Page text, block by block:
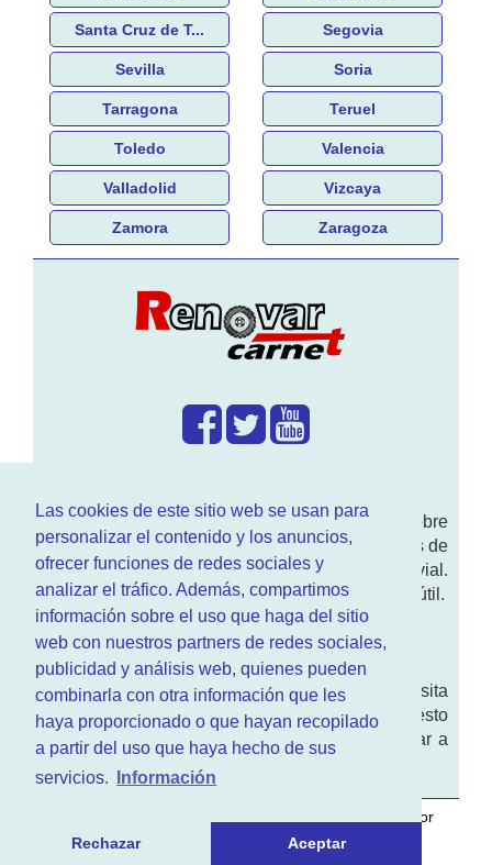
Las cookies de este sitio web se usan para
personalizar el contenido y los anuncios,
ofrecer funciones de redes sociales y
analizar el tráfico. Además, compartimos
información sobre el uso que haga del sitio
web con nuestros partners de redes sociales,
publicidad y análisis web, quienes pueden
combinarla con otra información que les
haya proporcionado o que hayan recopilado
a partir del uso que haya hecho de sus
servicios.
Información
Rechazar Aceptar
Santa Cruz de T... Segovia
Sevilla Soria
Tarragona Teruel
Toledo Valencia
Valladolid Vizcaya
Zamora Zaragoza
Enwww.RenovarCarnet.comTe contamos sobre
larenovación del permisode conducir, noticias de
actualidad motor y sobre todo seguridad vial.
Ademas tenemos todo tipo de información DGT útil.
¿Quienes somos?
Quieres saber quien mantiene la pagina, visita
nuestrasección de contacto. Aquí tienes nuesto
aviso legal
. Basicamente no queremos engañar a
nadie.
por
.